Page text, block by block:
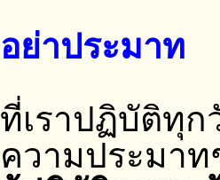
อย่าประมาท
ที่เราปฏิบัติทุก
ความประมาท